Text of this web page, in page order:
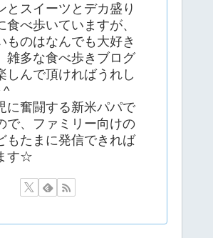
とスイーツとデカ盛り
食べ歩いていますが、
ものはなんでも大好き
雑多な食べ歩きブログ
しんで頂ければうれし
^
に奮闘する新米パパで
で、ファミリー向けの
もたまに発信できれば
す☆